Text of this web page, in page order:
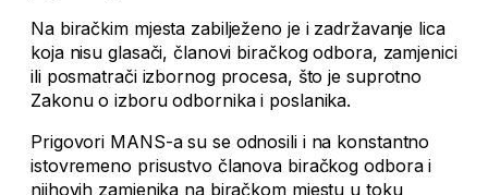
Na biračkim mjesta zabilježeno je i zadržavanje lica
koja nisu glasači, članovi biračkog odbora, zamjenici
ili posmatrači izbornog procesa, što je suprotno
Zakonu o izboru odbornika i poslanika.
Prigovori MANS-a su se odnosili i na konstantno
istovremeno prisustvo članova biračkog odbora i
njihovih zamjenika na biračkom mjestu u toku